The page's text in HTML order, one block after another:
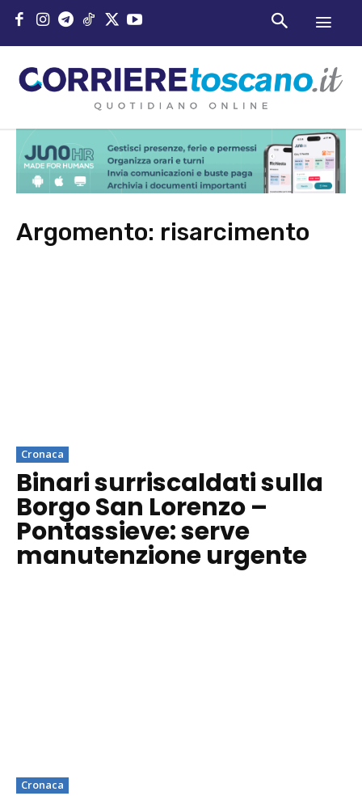
Argomento: risarcimento
Cronaca
Binari surriscaldati sulla
Borgo San Lorenzo –
Pontassieve: serve
manutenzione urgente
Cronaca